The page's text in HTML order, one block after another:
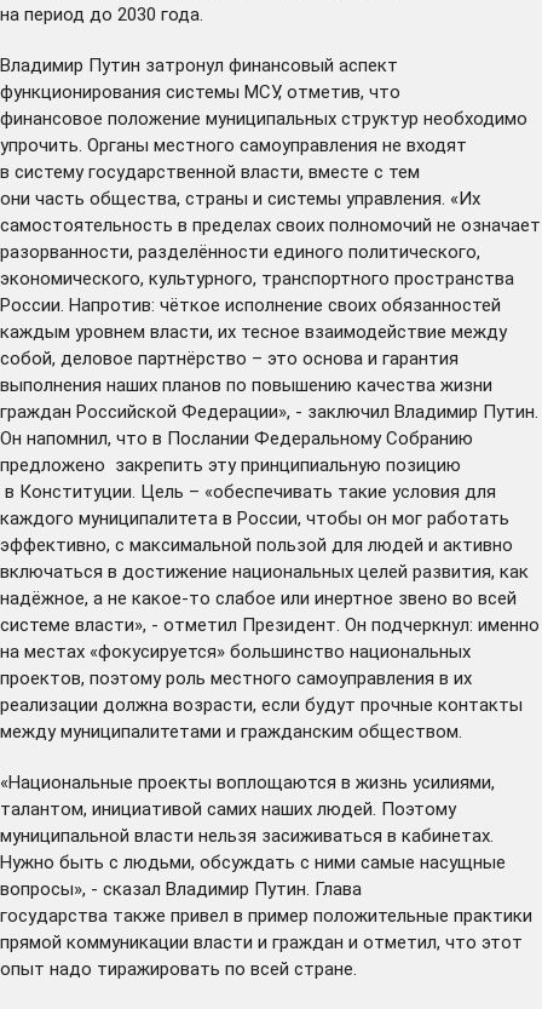
на период до 2030 года.
Владимир Путин затронул финансовый аспект
функционирования системы МСУ, отметив, что
финансовое положение муниципальных структур необходимо
упрочить. Органы местного самоуправления не входят
в систему государственной власти, вместе с тем
они часть общества, страны и системы управления. «Их
самостоятельность в пределах своих полномочий не означает
разорванности, разделённости единого политического,
экономического, культурного, транспортного пространства
России. Напротив: чёткое исполнение своих обязанностей
каждым уровнем власти, их тесное взаимодействие между
собой, деловое партнёрство – это основа и гарантия
выполнения наших планов по повышению качества жизни
граждан Российской Федерации», - заключил Владимир Путин.
Он напомнил, что в Послании Федеральному Собранию
предложено закрепить эту принципиальную позицию
в Конституции. Цель – «обеспечивать такие условия для
каждого муниципалитета в России, чтобы он мог работать
эффективно, с максимальной пользой для людей и активно
включаться в достижение национальных целей развития, как
надёжное, а не какое-то слабое или инертное звено во всей
системе власти», - отметил Президент. Он подчеркнул: именно
на местах «фокусируется» большинство национальных
проектов, поэтому роль местного самоуправления в их
реализации должна возрасти, если будут прочные контакты
между муниципалитетами и гражданским обществом.
«Национальные проекты воплощаются в жизнь усилиями,
талантом, инициативой самих наших людей. Поэтому
муниципальной власти нельзя засиживаться в кабинетах.
Нужно быть с людьми, обсуждать с ними самые насущные
вопросы», - сказал Владимир Путин. Глава
государства также привел в пример положительные практики
прямой коммуникации власти и граждан и отметил, что этот
опыт надо тиражировать по всей стране.